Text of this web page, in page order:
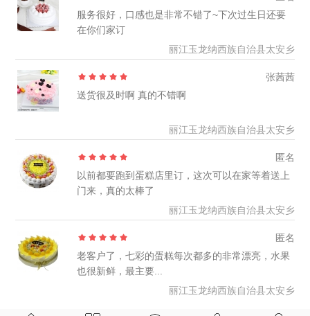
服务很好，口感也是非常不错了~下次过生日还要
在你们家订
丽江玉龙纳西族自治县太安乡
张茜茜
送货很及时啊 真的不错啊
丽江玉龙纳西族自治县太安乡
匿名
以前都要跑到蛋糕店里订，这次可以在家等着送上
门来，真的太棒了
丽江玉龙纳西族自治县太安乡
匿名
老客户了，七彩的蛋糕每次都多的非常漂亮，水果
也很新鲜，最主要...
丽江玉龙纳西族自治县太安乡